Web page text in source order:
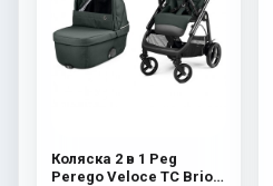
Коляска 2 в 1 Peg
Perego Veloce TC Brio